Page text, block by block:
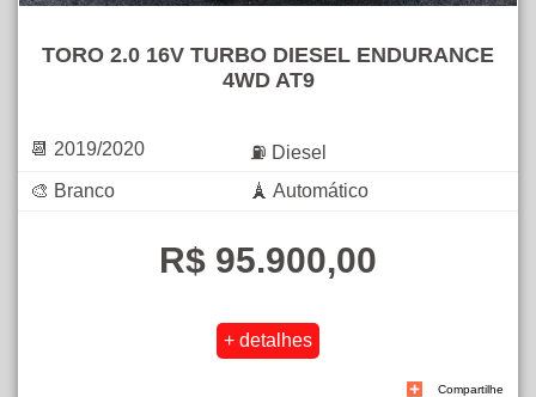
TORO 2.0 16V TURBO DIESEL ENDURANCE
4WD AT9
📆 2019/2020
⛽ Diesel
🎨 Branco
🗼 Automático
R$ 95.900,00
Compartilhe